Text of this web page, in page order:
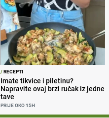
/RECEPTI
Imate tikvice i piletinu?
Napravite ovaj brzi ručak iz jedne
tave
PRIJE OKO 15H